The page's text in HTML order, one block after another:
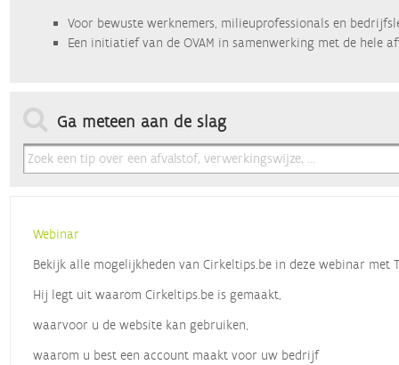
Voor bewuste werknemers, milieuprofessionals en
Een initiatief van de OVAM in samenwerking met de hele
Ga meteen aan de slag
Webinar
Bekijk alle mogelijkheden van Cirkeltips.be in deze webinar met
Hij legt uit waarom Cirkeltips.be is gemaakt,
waarvoor u de website kan gebruiken,
waarom u best een account maakt voor uw bedrijf